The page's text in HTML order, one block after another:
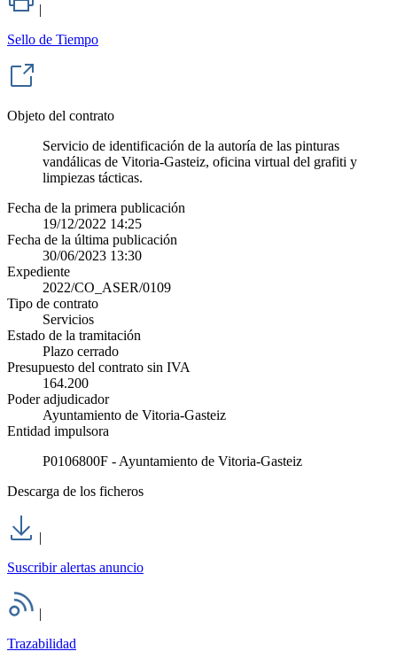
|
Sello de Tiempo
Objeto del contrato
Servicio de identificación de la autoría de las pinturas
vandálicas de Vitoria-Gasteiz, oficina virtual del grafiti y
limpiezas tácticas.
Fecha de la primera publicación
19/12/2022 14:25
Fecha de la última publicación
30/06/2023 13:30
Expediente
2022/CO_ASER/0109
Tipo de contrato
Servicios
Estado de la tramitación
Plazo cerrado
Presupuesto del contrato sin IVA
164.200
Poder adjudicador
Ayuntamiento de Vitoria-Gasteiz
Entidad impulsora
P0106800F - Ayuntamiento de Vitoria-Gasteiz
Descarga de los ficheros
|
Suscribir alertas anuncio
|
Trazabilidad